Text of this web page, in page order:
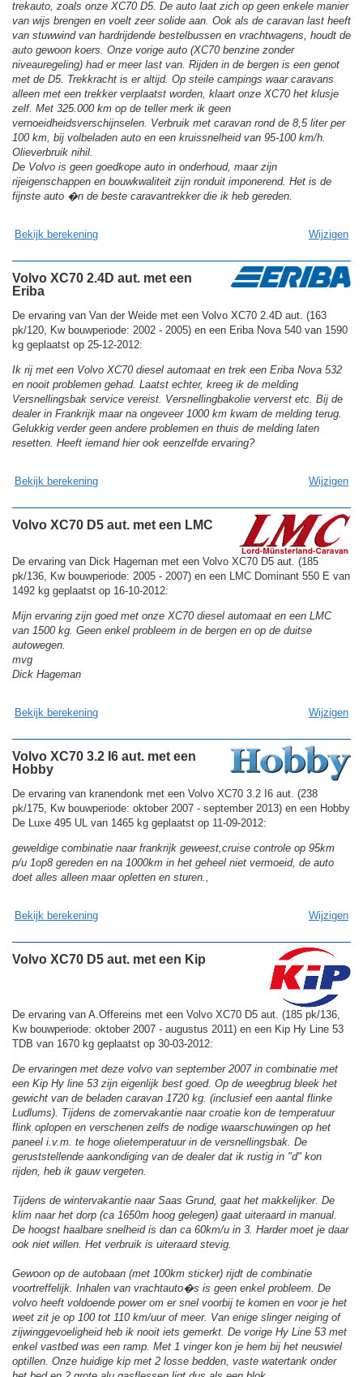
trekauto, zoals onze XC70 D5. De auto laat zich op geen enkele manier
van wijs brengen en voelt zeer solide aan. Ook als de caravan last heeft
van stuwwind van hardrijdende bestelbussen en vrachtwagens, houdt de
auto gewoon koers. Onze vorige auto (XC70 benzine zonder
niveauregeling) had er meer last van. Rijden in de bergen is een genot
met de D5. Trekkracht is er altijd. Op steile campings waar caravans
alleen met een trekker verplaatst worden, klaart onze XC70 het klusje
zelf. Met 325.000 km op de teller merk ik geen
vernoeidheidsverschijnselen. Verbruik met caravan rond de 8,5 liter per
100 km, bij volbeladen auto en een kruissnelheid van 95-100 km/h.
Olieverbruik nihil.
De Volvo is geen goedkope auto in onderhoud, maar zijn
rijeigenschappen en bouwkwaliteit zijn ronduit imponerend. Het is de
fijnste auto �n de beste caravantrekker die ik heb gereden.
Bekijk berekening Wijzigen
Volvo XC70 2.4D aut. met een
Eriba
De ervaring van Van der Weide met een Volvo XC70 2.4D aut. (163
pk/120, Kw bouwperiode: 2002 - 2005) en een Eriba Nova 540 van 1590
kg geplaatst op 25-12-2012:
Ik rij met een Volvo XC70 diesel automaat en trek een Eriba Nova 532
en nooit problemen gehad. Laatst echter, kreeg ik de melding
Versnellingsbak service vereist. Versnellingbakolie ververst etc. Bij de
dealer in Frankrijk maar na ongeveer 1000 km kwam de melding terug.
Gelukkig verder geen andere problemen en thuis de melding laten
resetten. Heeft iemand hier ook eenzelfde ervaring?
Bekijk berekening Wijzigen
Volvo XC70 D5 aut. met een LMC
De ervaring van Dick Hageman met een Volvo XC70 D5 aut. (185
pk/136, Kw bouwperiode: 2005 - 2007) en een LMC Dominant 550 E van
1492 kg geplaatst op 16-10-2012:
Mijn ervaring zijn goed met onze XC70 diesel automaat en een LMC
van 1500 kg. Geen enkel probleem in de bergen en op de duitse
autowegen.
mvg
Dick Hageman
Bekijk berekening Wijzigen
Volvo XC70 3.2 I6 aut. met een
Hobby
De ervaring van kranendonk met een Volvo XC70 3.2 I6 aut. (238
pk/175, Kw bouwperiode: oktober 2007 - september 2013) en een Hobby
De Luxe 495 UL van 1465 kg geplaatst op 11-09-2012:
geweldige combinatie naar frankrijk geweest,cruise controle op 95km
p/u 1op8 gereden en na 1000km in het geheel niet vermoeid, de auto
doet alles alleen maar opletten en sturen.,
Bekijk berekening Wijzigen
Volvo XC70 D5 aut. met een Kip
De ervaring van A.Offereins met een Volvo XC70 D5 aut. (185 pk/136,
Kw bouwperiode: oktober 2007 - augustus 2011) en een Kip Hy Line 53
TDB van 1670 kg geplaatst op 30-03-2012:
De ervaringen met deze volvo van september 2007 in combinatie met
een Kip Hy line 53 zijn eigenlijk best goed. Op de weegbrug bleek het
gewicht van de beladen caravan 1720 kg. (inclusief een aantal flinke
Ludlums). Tijdens de zomervakantie naar croatie kon de temperatuur
flink oplopen en verschenen zelfs de nodige waarschuwingen op het
paneel i.v.m. te hoge olietemperatuur in de versnellingsbak. De
geruststellende aankondiging van de dealer dat ik rustig in "d" kon
rijden, heb ik gauw vergeten.
Tijdens de wintervakantie naar Saas Grund, gaat het makkelijker. De
klim naar het dorp (ca 1650m hoog gelegen) gaat uiteraard in manual.
De hoogst haalbare snelheid is dan ca 60km/u in 3. Harder moet je daar
ook niet willen. Het verbruik is uiteraard stevig.
Gewoon op de autobaan (met 100km sticker) rijdt de combinatie
voortreffelijk. Inhalen van vrachtauto�s is geen enkel probleem. De
volvo heeft voldoende power om er snel voorbij te komen en voor je het
weet zit je op 100 tot 110 km/uur of meer. Van enige slinger neiging of
zijwinggevoeligheid heb ik nooit iets gemerkt. De vorige Hy Line 53 met
enkel vastbed was een ramp. Met 1 vinger kon je hem bij het neuswiel
optillen. Onze huidige kip met 2 losse bedden, vaste watertank onder